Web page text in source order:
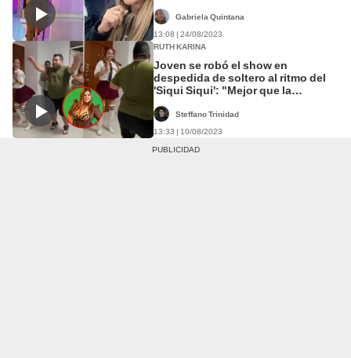
Gabriela Quintana
13:08 | 24/08/2023
RUTH KARINA
Joven se robó el show en
despedida de soltero al ritmo del
'Siqui Siqui': "Mejor que la
Steffano Trinidad
13:33 | 10/08/2023